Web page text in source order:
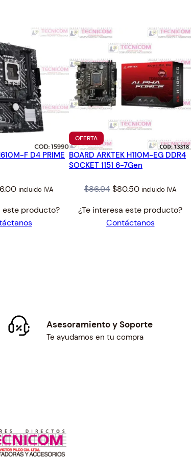
F D4 PRIME
Current
is:
$86.00.
incluido IVA
este producto?
OFERTAPRODUCTO
EN
OFERTA
BOARD ARKTEK H110M-EG DDR4
SOCKET 1151 6-7Gen
$86.94 Original
was:
$86.94.
$80.50Current
is:
$80.50.
incluido IVA
¿Te interesa este producto?
Contáctanos
Asesoramiento y Soporte
Te ayudamos en tu compra